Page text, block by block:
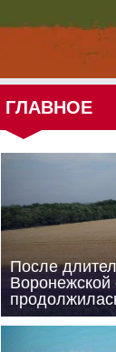
ГЛАВНОЕ
После
Воронежской